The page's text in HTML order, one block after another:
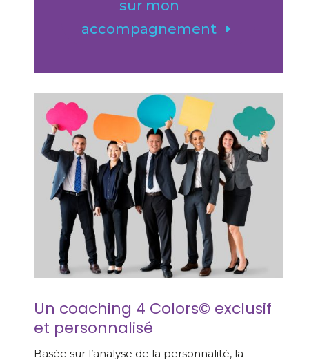
sur mon
accompagnement
Un coaching 4 Colors© exclusif
et personnalisé
Basée sur l’analyse de la personnalité, la